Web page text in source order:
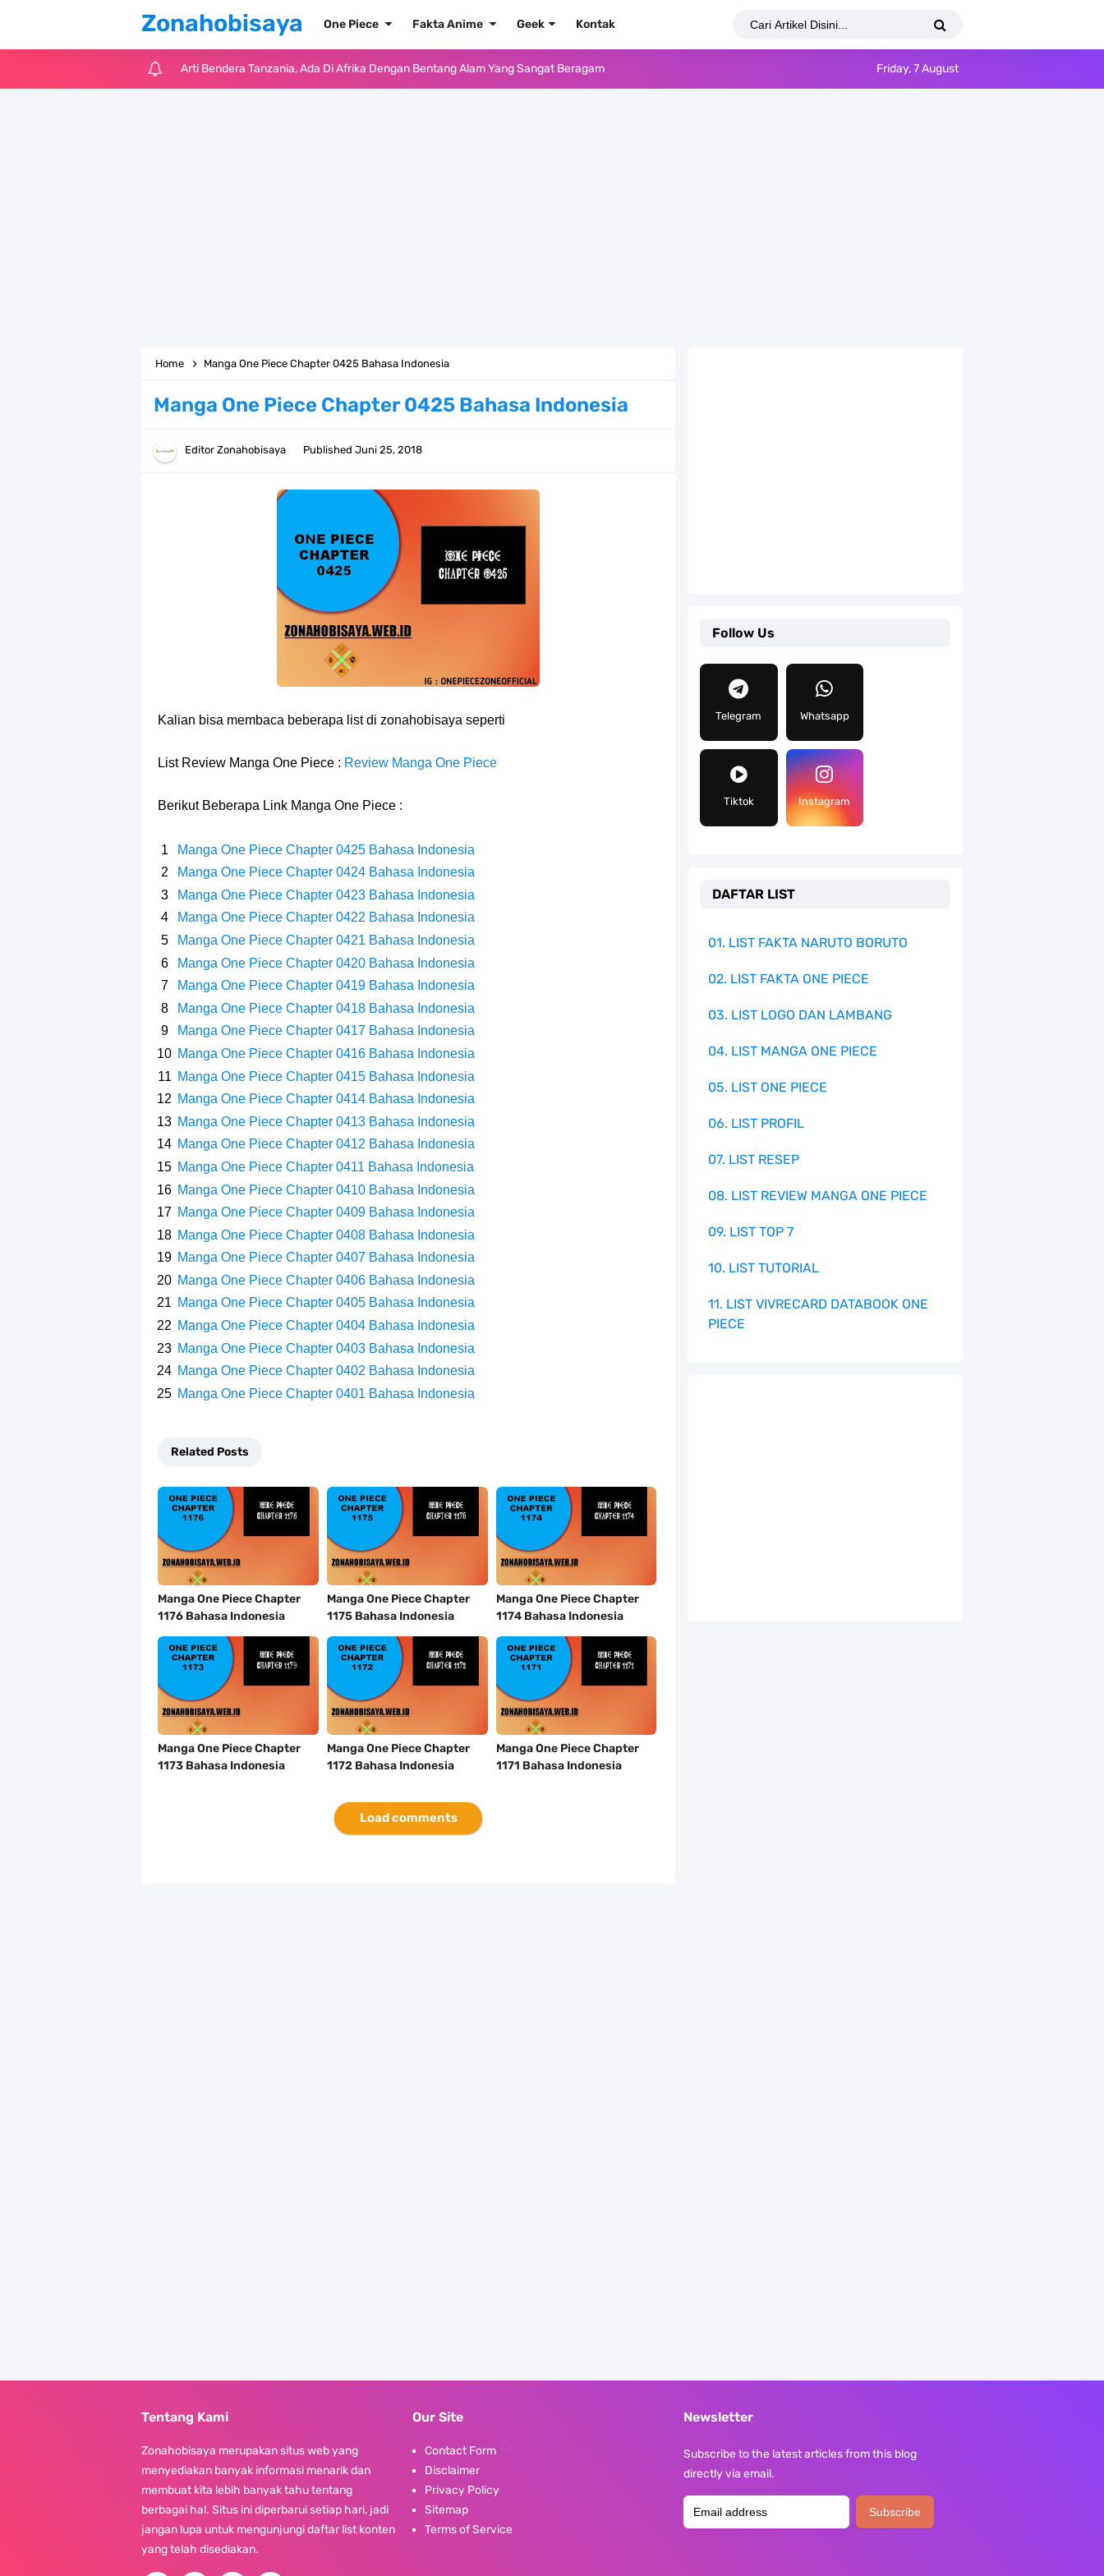
Zonahobisaya One Piece Fakta Anime Geek Kontak
Cara Pindahkan WA Dari Android Ke Iphone, Sangat Gampang Untuk Kamu Lakukan
7 Fakta Elbaph One Piece, Menjadi Tempat Yang Sangat Ingin Dikunjungi Usopp
7 Fakta Ivankov One Piece, Orang Yang Mampu Menipu Sensor Wanita Milik Sanji
7 Klub Pertama Yang Menjuarai Liga Champions, Apa Klub Jagoan Kamu Termasuk
Arti Bendera Palau, Negara Kepulauan Yang Berada Di Kawasan Pasifik Barat
Cara Membuat Linktree Instagram, Sangat Mudah Untuk Kamu Lakukan Sendiri
Cara Bayar Akulaku Lewat Gopay, Sangat Mudah Dan Tidak Ribet Sama Sekali
7 Fakta Queen One Piece, All Star Yang Jadi Penanggung Jawab Penjara Udon
7 Fakta Brook One Piece, Mantan Kapten Yang Poster Bountynya Poster Konser
Arti Bendera Tanzania, Ada Di Afrika Dengan Bentang Alam Yang Sangat Beragam
Friday, 7 August
Home Manga One Piece Chapter 0425 Bahasa Indonesia
Manga One Piece Chapter 0425 Bahasa Indonesia
Editor Zonahobisaya Published Juni 25, 2018
Kalian bisa membaca beberapa list di zonahobisaya seperti
List Review Manga One Piece : Review Manga One Piece
Berikut Beberapa Link Manga One Piece :
Manga One Piece Chapter 0425 Bahasa Indonesia
Manga One Piece Chapter 0424 Bahasa Indonesia
Manga One Piece Chapter 0423 Bahasa Indonesia
Manga One Piece Chapter 0422 Bahasa Indonesia
Manga One Piece Chapter 0421 Bahasa Indonesia
Manga One Piece Chapter 0420 Bahasa Indonesia
Manga One Piece Chapter 0419 Bahasa Indonesia
Manga One Piece Chapter 0418 Bahasa Indonesia
Manga One Piece Chapter 0417 Bahasa Indonesia
Manga One Piece Chapter 0416 Bahasa Indonesia
Manga One Piece Chapter 0415 Bahasa Indonesia
Manga One Piece Chapter 0414 Bahasa Indonesia
Manga One Piece Chapter 0413 Bahasa Indonesia
Manga One Piece Chapter 0412 Bahasa Indonesia
Manga One Piece Chapter 0411 Bahasa Indonesia
Manga One Piece Chapter 0410 Bahasa Indonesia
Manga One Piece Chapter 0409 Bahasa Indonesia
Manga One Piece Chapter 0408 Bahasa Indonesia
Manga One Piece Chapter 0407 Bahasa Indonesia
Manga One Piece Chapter 0406 Bahasa Indonesia
Manga One Piece Chapter 0405 Bahasa Indonesia
Manga One Piece Chapter 0404 Bahasa Indonesia
Manga One Piece Chapter 0403 Bahasa Indonesia
Manga One Piece Chapter 0402 Bahasa Indonesia
Manga One Piece Chapter 0401 Bahasa Indonesia
Related Posts
Manga One Piece Chapter
1176 Bahasa Indonesia
Manga One Piece Chapter
1175 Bahasa Indonesia
Manga One Piece Chapter
1174 Bahasa Indonesia
Manga One Piece Chapter
1173 Bahasa Indonesia
Manga One Piece Chapter
1172 Bahasa Indonesia
Manga One Piece Chapter
1171 Bahasa Indonesia
Load comments
Follow Us
Telegram Whatsapp
Tiktok Instagram
DAFTAR LIST
01. LIST FAKTA NARUTO BORUTO
02. LIST FAKTA ONE PIECE
03. LIST LOGO DAN LAMBANG
04. LIST MANGA ONE PIECE
05. LIST ONE PIECE
06. LIST PROFIL
07. LIST RESEP
08. LIST REVIEW MANGA ONE PIECE
09. LIST TOP 7
10. LIST TUTORIAL
11. LIST VIVRECARD DATABOOK ONE
PIECE
Tentang Kami
Zonahobisaya merupakan situs web yang
menyediakan banyak informasi menarik dan
membuat kita lebih banyak tahu tentang
berbagai hal. Situs ini diperbarui setiap hari, jadi
jangan lupa untuk mengunjungi daftar list konten
yang telah disediakan.
Our Site
Contact Form
Disclaimer
Privacy Policy
Sitemap
Terms of Service
Newsletter
Subscribe to the latest articles from this blog
directly via email.